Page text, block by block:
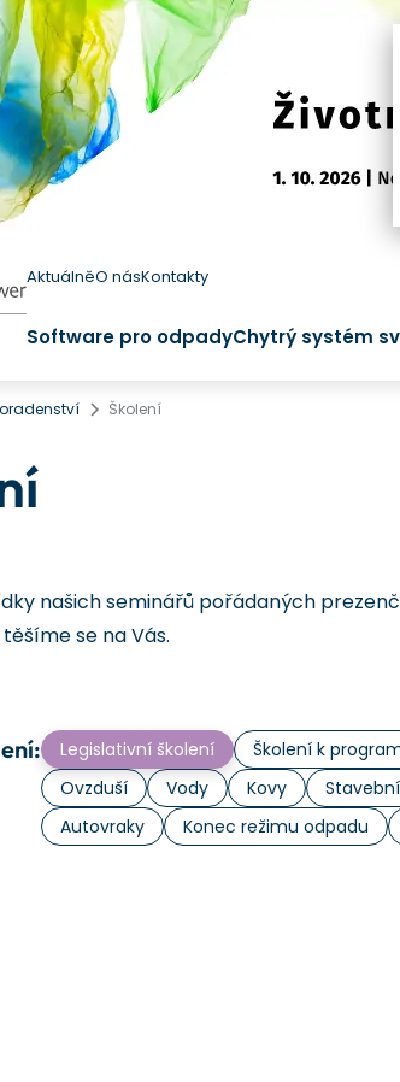
AktuálněO násKontakty
Software pro odpadyChytrý systém
Školení
našich seminářů pořádaných
se na Vás.
Legislativní školení Školení k
Ovzduší
Vody Kovy
Autovraky
Konec režimu odpadu